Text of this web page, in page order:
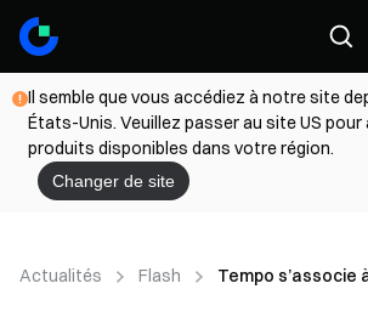
Il semble que vous accédiez à notre site
États-Unis. Veuillez passer au site US pour
produits disponibles dans votre région.
Changer de site
Actualités Flash Tempo